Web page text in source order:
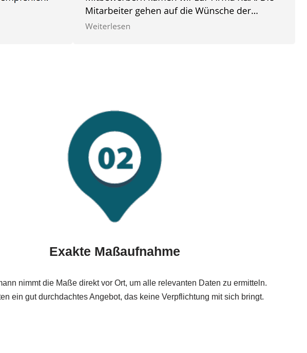
Exakte Maßaufnahme
nimmt die Maße direkt vor Ort, um alle relevanten Daten zu ermitteln.
ein gut durchdachtes Angebot, das keine Verpflichtung mit sich bringt.